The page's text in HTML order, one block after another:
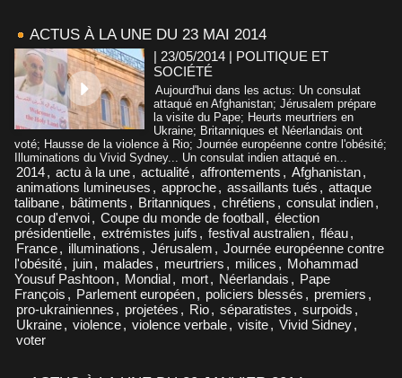
ACTUS À LA UNE DU 23 MAI 2014
| 23/05/2014 | POLITIQUE ET
SOCIÉTÉ
Aujourd'hui dans les actus: Un consulat
attaqué en Afghanistan; Jérusalem prépare
la visite du Pape; Heurts meurtriers en
Ukraine; Britanniques et Néerlandais ont
voté; Hausse de la violence à Rio; Journée européenne contre l'obésité;
Illuminations du Vivid Sydney... Un consulat indien attaqué en...
2014, actu à la une, actualité, affrontements , Afghanistan,
animations lumineuses , approche, assaillants tués , attaque
talibane, bâtiments , Britanniques , chrétiens , consulat indien,
coup d'envoi, Coupe du monde de football, élection
présidentielle, extrémistes juifs , festival australien, fléau,
France, illuminations , Jérusalem , Journée européenne contre
l'obésité, juin, malades , meurtriers , milices , Mohammad
Yousuf Pashtoon, Mondial, mort, Néerlandais , Pape
François , Parlement européen, policiers blessés , premiers ,
pro-ukrainiennes , projetées , Rio, séparatistes , surpoids ,
Ukraine, violence, violence verbale, visite, Vivid Sidney,
voter